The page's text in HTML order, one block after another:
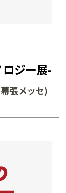
ジー展-
張メッセ)